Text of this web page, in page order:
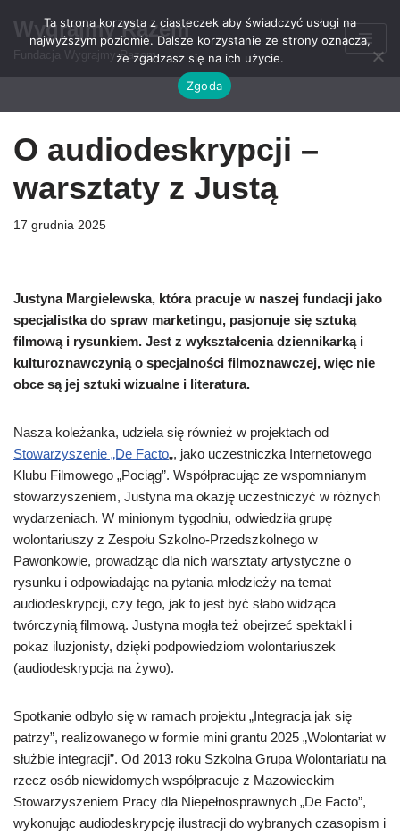
Przejdź
Wygrajmy Razem
Fundacja Wygrajmy Razem
O audiodeskrypcji –
warsztaty z Justą
17 grudnia 2025
Justyna Margielewska, która pracuje w naszej fundacji jako
specjalistka do spraw marketingu, pasjonuje się sztuką
filmową i rysunkiem. Jest z wykształcenia dziennikarką i
kulturoznawczynią o specjalności filmoznawczej, więc nie
obce są jej sztuki wizualne i literatura.
Nasza koleżanka, udziela się również w projektach od
Stowarzyszenie „De Facto„, jako uczestniczka Internetowego
Klubu Filmowego „Pociąg”. Współpracując ze wspomnianym
stowarzyszeniem, Justyna ma okazję uczestniczyć w różnych
wydarzeniach. W minionym tygodniu, odwiedziła grupę
wolontariuszy z Zespołu Szkolno-Przedszkolnego w
Pawonkowie, prowadząc dla nich warsztaty artystyczne o
rysunku i odpowiadając na pytania młodzieży na temat
audiodeskrypcji, czy tego, jak to jest być słabo widząca
twórczynią filmową. Justyna mogła też obejrzeć spektakl i
pokaz iluzjonisty, dzięki podpowiedziom wolontariuszek
(audiodeskrypcja na żywo).
Spotkanie odbyło się w ramach projektu „Integracja jak się
patrzy”, realizowanego w formie mini grantu 2025 „Wolontariat w
służbie integracji”. Od 2013 roku Szkolna Grupa Wolontariatu na
rzecz osób niewidomych współpracuje z Mazowieckim
Stowarzyszeniem Pracy dla Niepełnosprawnych „De Facto”,
wykonując audiodeskrypcję ilustracji do wybranych czasopism i
Ta strona korzysta z ciasteczek aby świadczyć usługi na
najwyższym poziomie. Dalsze korzystanie ze strony oznacza,
że zgadzasz się na ich użycie.
Zgoda